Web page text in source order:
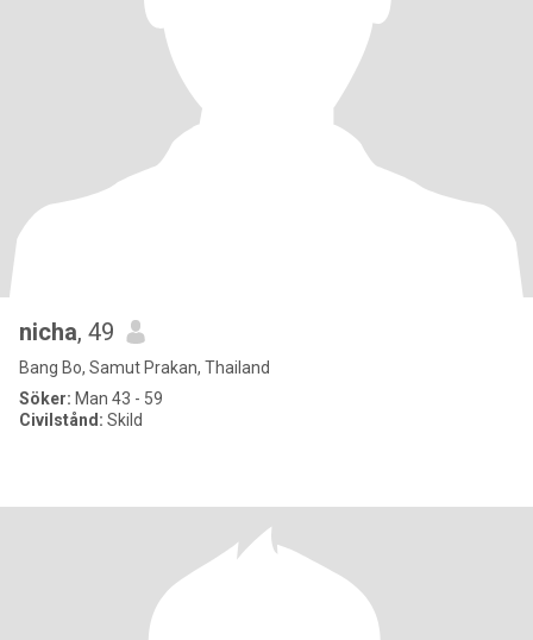
nicha, 49
Bang Bo, Samut Prakan, Thailand
Söker: Man 43 - 59
Civilstånd: Skild